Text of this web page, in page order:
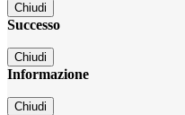
Chiudi
Successo
Chiudi
Informazione
Chiudi